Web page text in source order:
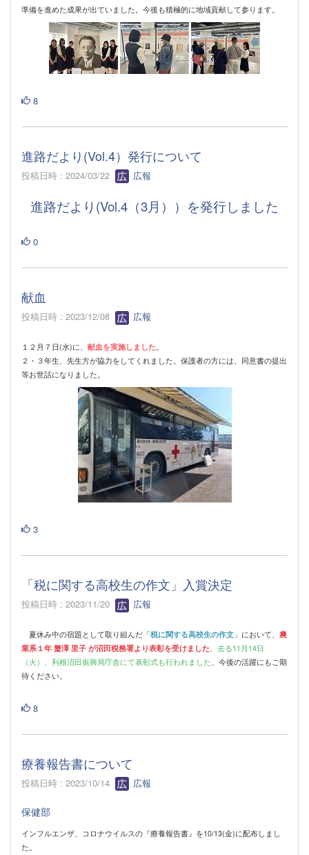
準備を進めた成果が出ていました。今後も積極的に地域貢献して参ります。
8
進路だより(Vol.4）発行について
投稿日時 : 2024/03/22 広報
進路だより(Vol.4（3月））を発行しました
0
献血
投稿日時 : 2023/12/08 広報
１２月７日(水)に、 献血を実施しました
２・３年生、先生方が協力をしてくれました。保護者の方には、同意書の提出
等お世話になりました。
3
「税に関する高校生の作文」入賞決定
投稿日時 : 2023/11/20 広報
夏休み中の宿題として取り組んだ「税に関する高校生の作文 」において、 農
業系１年 蟹澤 里子 が沼田税務署より表彰を受けました
去る11月14日
（火）、利根沼田振興局庁舎にて表彰式も行われました。 今後の活躍にもご期
待ください。
8
療養報告書について
投稿日時 : 2023/10/14 広報
保健部
インフルエンザ、コロナウイルスの『療養報告書』を10/13(金)に配布しまし
た。